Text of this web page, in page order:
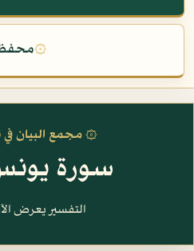
۞
۞ مجمع البيان في
سورة
التفسير يعرض الآيات ٧